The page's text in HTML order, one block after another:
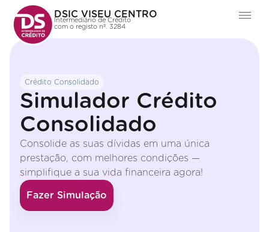
DSIC VISEU CENTRO
Intermediário de Crédito
com o registo nº. 3284
Crédito Consolidado
Simulador Crédito
Consolidado
Consolide as suas dívidas em uma única
prestação, com melhores condições —
simplifique a sua vida financeira agora!
Fazer Simulação